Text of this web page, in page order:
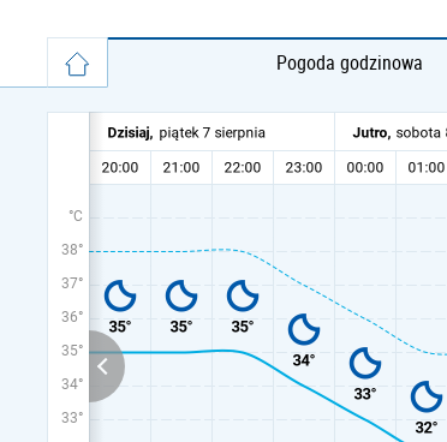
Pogoda godzinowa
°C
38°
37°
36°
35°
34°
33°